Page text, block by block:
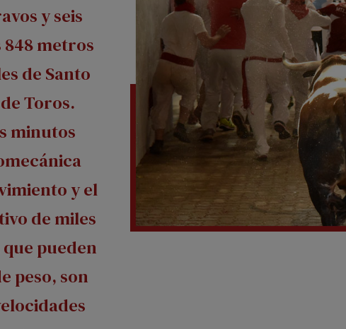
y seis
metros
de Santo
Toros.
minutos
y el
de miles
pueden
peso, son